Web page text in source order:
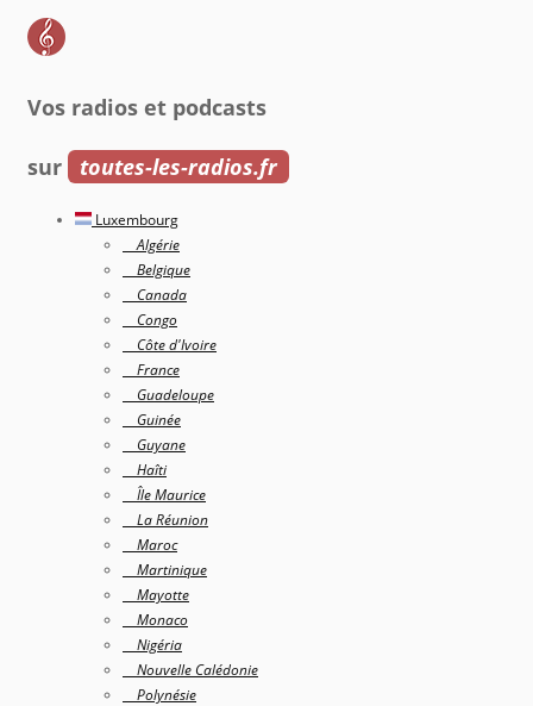
Vos radios et podcasts
sur toutes-les-radios.fr
Luxembourg
Algérie
Belgique
Canada
Congo
Côte d'Ivoire
France
Guadeloupe
Guinée
Guyane
Haîti
Île Maurice
La Réunion
Maroc
Martinique
Mayotte
Monaco
Nigéria
Nouvelle Calédonie
Polynésie